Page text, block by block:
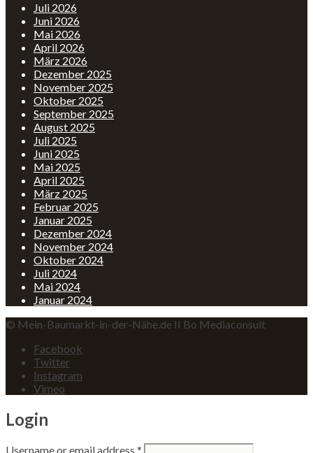
Juli 2026
Juni 2026
Mai 2026
April 2026
März 2026
Dezember 2025
November 2025
Oktober 2025
September 2025
August 2025
Juli 2025
Juni 2025
Mai 2025
April 2025
März 2025
Februar 2025
Januar 2025
Dezember 2024
November 2024
Oktober 2024
Juli 2024
Mai 2024
Januar 2024
© Mein-Baumarkt-in-der-Nähe.de II Bo Mediaconsult
Facebook
Twitter
Instagram
Vimeo
Login
Username or email address *